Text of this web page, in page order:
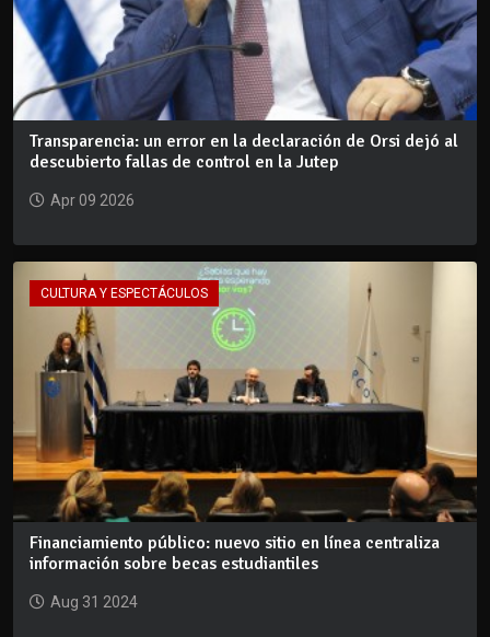
Transparencia: un error en la declaración de Orsi dejó al
descubierto fallas de control en la Jutep
Apr 09 2026
CULTURA Y ESPECTÁCULOS
Financiamiento público: nuevo sitio en línea centraliza
información sobre becas estudiantiles
Aug 31 2024